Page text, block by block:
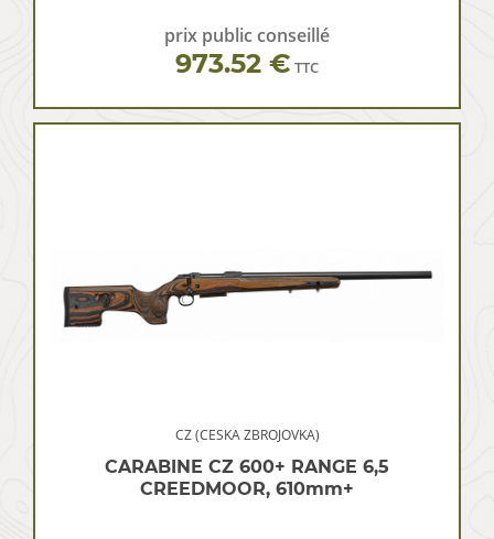
prix public conseillé
973.52 € TTC
CZ (CESKA ZBROJOVKA)
CARABINE CZ 600+ RANGE 6,5
CREEDMOOR, 610mm+